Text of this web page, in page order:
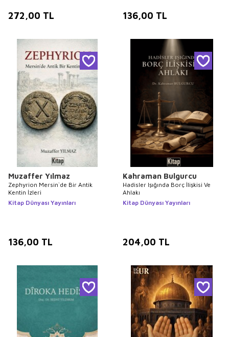
272,00 TL 136,00 TL
Muzaffer Yılmaz
Zephyrion Mersin`de Bir Antik
Kentin İzleri
Kitap Dünyası Yayınları
136,00 TL
Kahraman Bulgurcu
Hadisler Işığında Borç İlişkisi Ve
Ahlakı
Kitap Dünyası Yayınları
204,00 TL